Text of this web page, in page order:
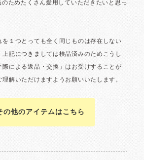
の他のアイテムはこちら